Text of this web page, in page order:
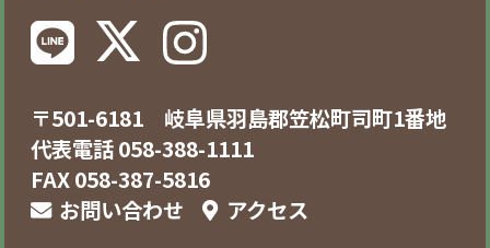
〒501-6181 岐阜県羽島郡笠松町司町1番地
代表電話 058-388-1111
FAX 058-387-5816
お問い合わせ
アクセス